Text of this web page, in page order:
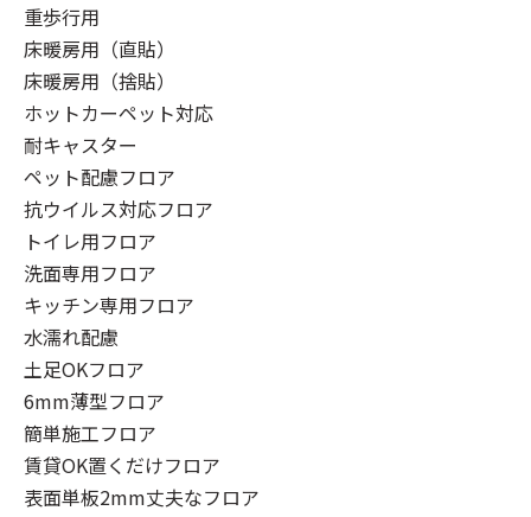
重歩行用
床暖房用（直貼）
床暖房用（捨貼）
ホットカーペット対応
耐キャスター
ペット配慮フロア
抗ウイルス対応フロア
トイレ用フロア
洗面専用フロア
キッチン専用フロア
水濡れ配慮
土足OKフロア
6mm薄型フロア
簡単施工フロア
賃貸OK置くだけフロア
表面単板2mm丈夫なフロア